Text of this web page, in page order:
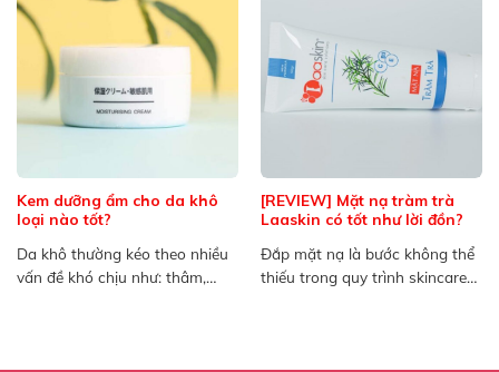
Kem dưỡng ẩm cho da khô
loại nào tốt?
Da khô thường kéo theo nhiều
vấn đề khó chịu như: thâm,
[REVIEW] Mặt nạ tràm trà
Laaskin có tốt như lời đồn?
Đắp mặt nạ là bước không thể
thiếu trong quy trình skincare